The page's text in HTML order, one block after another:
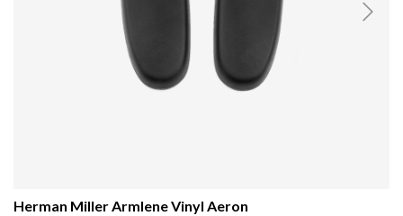
Herman Miller Armlene Vinyl Aeron